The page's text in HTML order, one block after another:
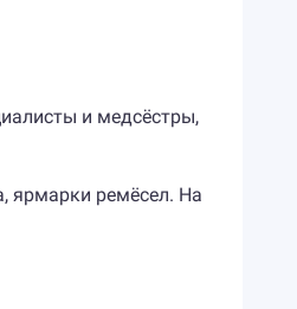
и медсёстры,
ярмарки ремёсел. На